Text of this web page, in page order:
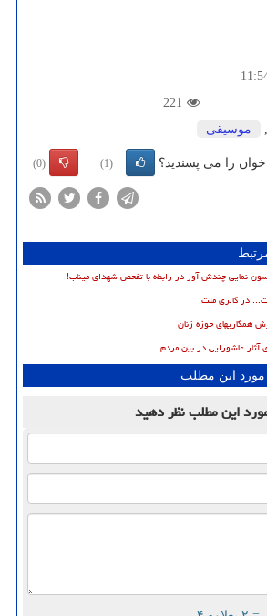
221
, موسیقی
را می پسندید؟ (1)
(0)
نمایی چندش آور در رابطه با تفحص شهدای میناب!
در گالری ملت
همکاریهای حوزه زنان
آثار عاشورایی در بین مردم
مورد این مطلب
این مطلبنظر دهید